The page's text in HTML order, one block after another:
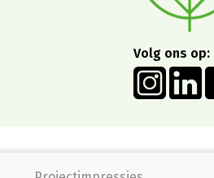
Volg ons op: